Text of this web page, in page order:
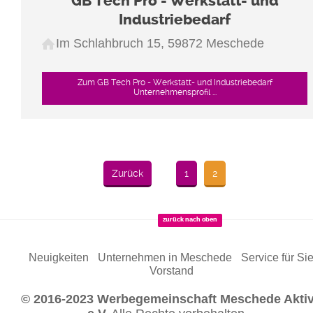
Industriebedarf
Im Schlahbruch 15, 59872 Meschede
Zum GB Tech Pro - Werkstatt- und Industriebedarf
Unternehmensprofil ...
Zurück 1 2
zurück nach oben
Neuigkeiten Unternehmen in Meschede
Service für Sie
Vorstand
© 2016-2023 Werbegemeinschaft Meschede